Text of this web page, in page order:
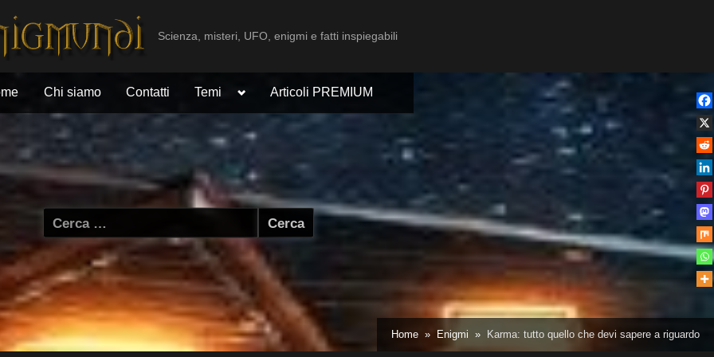
Scienza, misteri, UFO, enigmi e fatti inspiegabili
Chi siamo Contatti Temi
Toggle
menu
Toggle
sub-
Toggle
Articoli PREMIUM
Ricerca
per:
Home Enigmi Karma: tutto quello che devi sapere a riguardo